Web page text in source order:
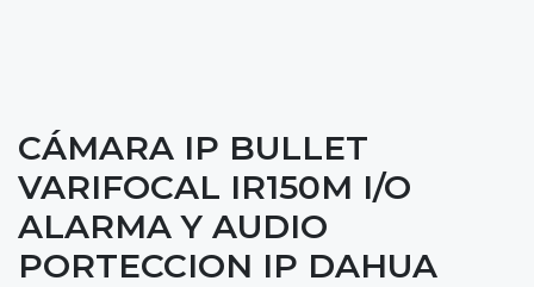
CÁMARA IP BULLET
VARIFOCAL IR150M I/O
ALARMA Y AUDIO
PORTECCION IP DAHUA